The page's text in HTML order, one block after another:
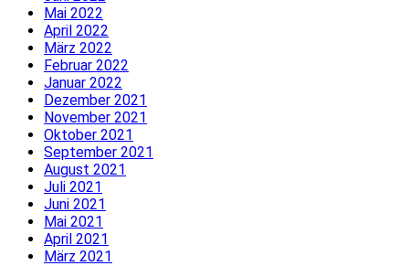
Mai 2022
April 2022
März 2022
Februar 2022
Januar 2022
Dezember 2021
November 2021
Oktober 2021
September 2021
August 2021
Juli 2021
Juni 2021
Mai 2021
April 2021
März 2021